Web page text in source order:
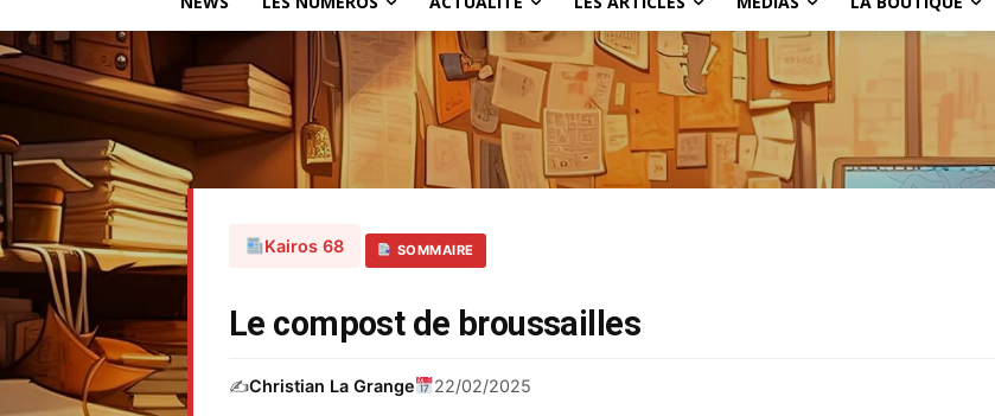
Kairos 68 SOMMAIRE
Le compost de broussailles
✍️Christian La Grange 22/02/2025